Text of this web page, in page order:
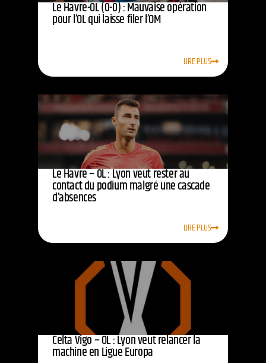
Le Havre-OL (0-0) : Mauvaise opération
pour l’OL qui laisse filer l’OM
LIRE PLUS
Le Havre – OL : Lyon veut rester au
contact du podium malgré une cascade
d’absences
LIRE PLUS
Celta Vigo – OL : Lyon veut relancer la
machine en Ligue Europa